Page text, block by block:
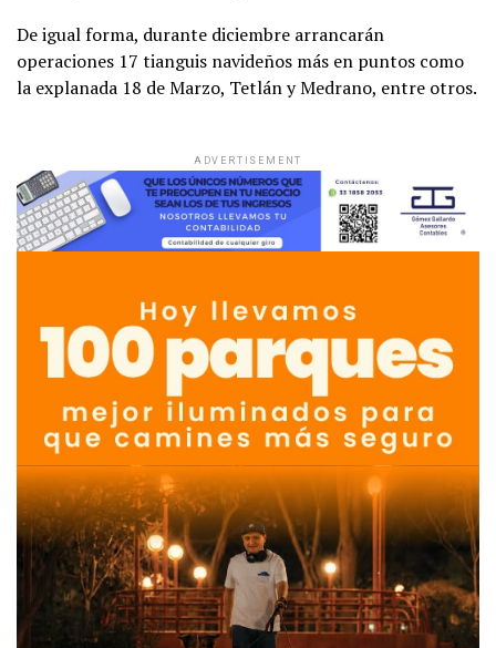
De igual forma, durante diciembre arrancarán
operaciones 17 tianguis navideños más en puntos como
la explanada 18 de Marzo, Tetlán y Medrano, entre otros.
ADVERTISEMENT